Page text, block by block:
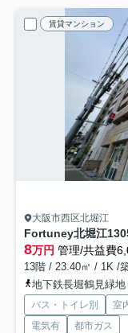
賃貸マンション
大阪市西区北堀江
Fortuney北堀江
8万円 管理/共益費
13階 / 23.40㎡ / 1K /
地下鉄長堀鶴見緑
バス・トイレ別 室
電気有
都市ガス